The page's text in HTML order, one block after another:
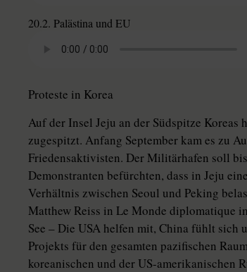
20.2. Palästina und EU
Proteste in Korea
Auf der Insel Jeju an der Südspitze
zugespitzt. Anfang September kam es zu
Friedensaktivisten. Der Militärhafen soll
Demonstranten befürchten, dass in Jeju
Verhältnis zwischen Seoul und Peking
Matthew Reiss in Le Monde diplomatique
See – Die USA helfen mit, China fühlt sich
Projekts für den gesamten pazifischen
koreanischen und der US-amerikanischen